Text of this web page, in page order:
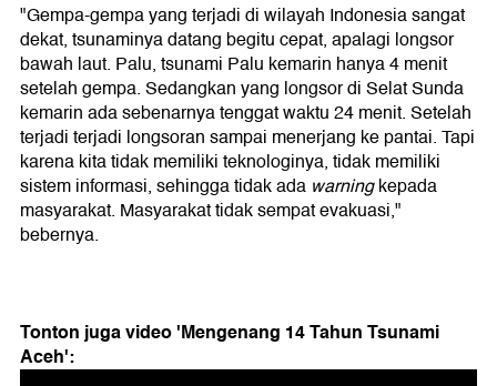
"Gempa-gempa yang terjadi di wilayah Indonesia sangat
dekat, tsunaminya datang begitu cepat, apalagi longsor
bawah laut. Palu, tsunami Palu kemarin hanya 4 menit
setelah gempa. Sedangkan yang longsor di Selat Sunda
kemarin ada sebenarnya tenggat waktu 24 menit. Setelah
terjadi terjadi longsoran sampai menerjang ke pantai. Tapi
karena kita tidak memiliki teknologinya, tidak memiliki
sistem informasi, sehingga tidak ada warningkepada
masyarakat. Masyarakat tidak sempat evakuasi,"
bebernya.
Tonton juga video 'Mengenang 14 Tahun Tsunami
Aceh':